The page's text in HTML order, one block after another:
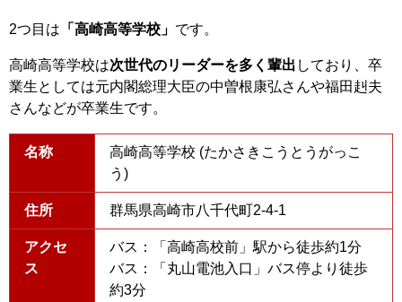
2つ目は 「高崎高等学校」 です。
高崎高等学校は次世代のリーダーを多く輩出 しており、卒
業生としては元内閣総理大臣の中曽根康弘さんや福田赳夫
さんなどが卒業生です。
名称
高崎高等学校 (たかさきこうとうがっこ
う)
住所 群馬県高崎市八千代町2-4-1
アクセ
ス
バス：「高崎高校前」駅から徒歩約1分
バス：「丸山電池入口」バス停より徒歩
約3分